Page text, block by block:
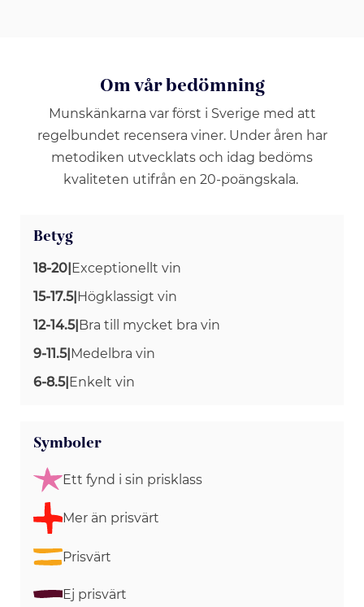
Om vår bedömning
Munskänkarna var först i Sverige med att
regelbundet recensera viner. Under åren har
metodiken utvecklats och idag bedöms
kvaliteten utifrån en 20-poängskala.
Betyg
18-20 Exceptionellt vin
15-17.5| Högklassigt vin
12-14.5| Bra till mycket bra vin
9-11.5| Medelbra vin
6-8.5| Enkelt vin
Symboler
Ett fynd i sin prisklass
Mer än prisvärt
Prisvärt
Ej prisvärt